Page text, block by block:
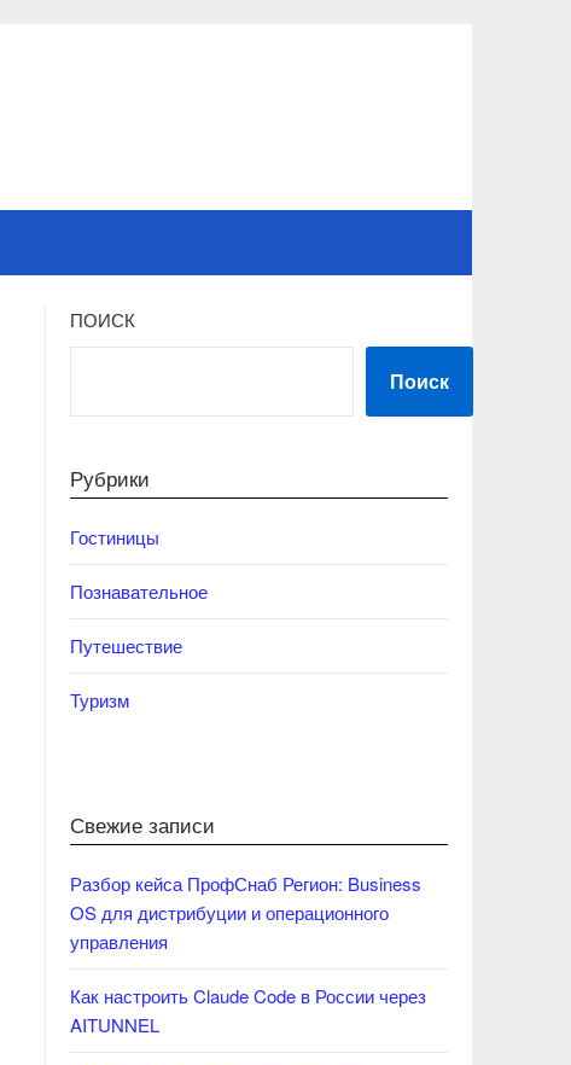
ПОИСК
Поиск
Рубрики
Гостиницы
Познавательное
Путешествие
Туризм
Свежие записи
Разбор кейса ПрофСнаб Регион: Business
OS для дистрибуции и операционного
управления
Как настроить Claude Code в России через
AITUNNEL